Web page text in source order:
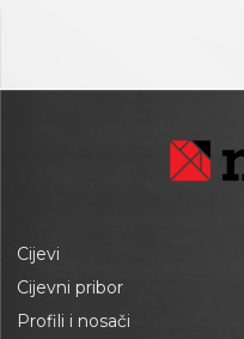
Cijevi
Cijevni pribor
Profili i nosači